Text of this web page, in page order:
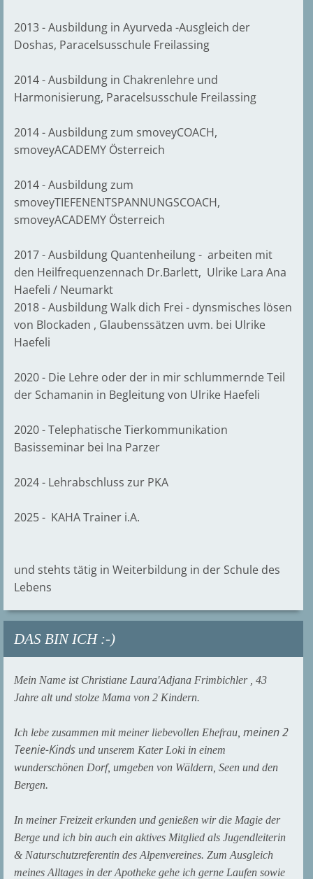
2013 - Ausbildung in Ayurveda -Ausgleich der
Doshas, Paracelsusschule Freilassing
2014 - Ausbildung in Chakrenlehre und
Harmonisierung, Paracelsusschule Freilassing
2014 - Ausbildung zum smoveyCOACH,
smoveyACADEMY Österreich
2014 - Ausbildung zum
smoveyTIEFENENTSPANNUNGSCOACH,
smoveyACADEMY Österreich
2017 - Ausbildung Quantenheilung - arbeiten mit
den Heilfrequenzennach Dr.Barlett, Ulrike Lara Ana
Haefeli / Neumarkt
2018 - Ausbildung Walk dich Frei - dynsmisches lösen
von Blockaden , Glaubenssätzen uvm. bei Ulrike
Haefeli
2020 - Die Lehre oder der in mir schlummernde Teil
der Schamanin in Begleitung von Ulrike Haefeli
2020 - Telephatische Tierkommunikation
Basisseminar bei Ina Parzer
2024 - Lehrabschluss zur PKA
2025 - KAHA Trainer i.A.
und stehts tätig in Weiterbildung in der Schule des
Lebens
DAS BIN ICH :-)
Mein Name ist Christiane Laura'Adjana Frimbichler , 43
Jahre alt und stolze Mama von 2 Kindern.
Ich lebe zusammen mit meiner liebevollen Ehefrau, meinen 2
Teenie-Kinds und unserem Kater Loki in einem
wunderschönen Dorf, umgeben von Wäldern, Seen und den
Bergen.
In meiner Freizeit erkunden und genießen wir die Magie der
Berge und ich bin auch ein aktives Mitglied als Jugendleiterin
& Naturschutzreferentin des Alpenvereines. Zum Ausgleich
meines Alltages in der Apotheke gehe ich gerne Laufen sowie